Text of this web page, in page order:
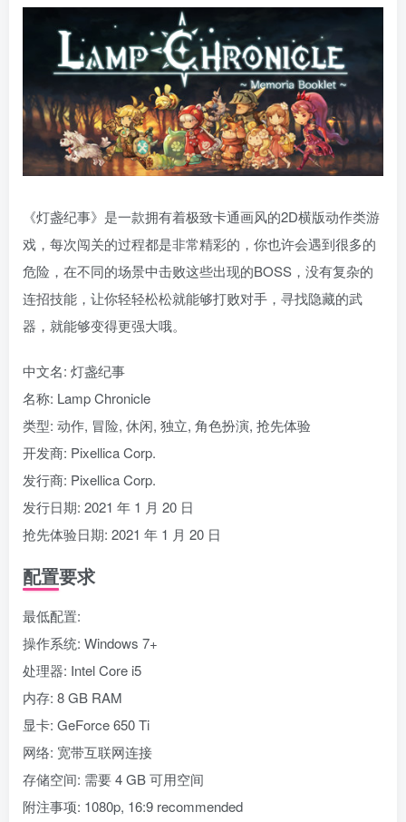
《灯盏纪事》是一款拥有着极致卡通画风的2D横版动作类游
戏，每次闯关的过程都是非常精彩的，你也许会遇到很多的
危险，在不同的场景中击败这些出现的BOSS，没有复杂的
连招技能，让你轻轻松松就能够打败对手，寻找隐藏的武
器，就能够变得更强大哦。
中文名: 灯盏纪事
名称: Lamp Chronicle
类型: 动作, 冒险, 休闲, 独立, 角色扮演, 抢先体验
开发商: Pixellica Corp.
发行商: Pixellica Corp.
发行日期: 2021 年 1 月 20 日
抢先体验日期: 2021 年 1 月 20 日
配置要求
最低配置:
操作系统: Windows 7+
处理器: Intel Core i5
内存: 8 GB RAM
显卡: GeForce 650 Ti
网络: 宽带互联网连接
存储空间: 需要 4 GB 可用空间
附注事项: 1080p, 16:9 recommended